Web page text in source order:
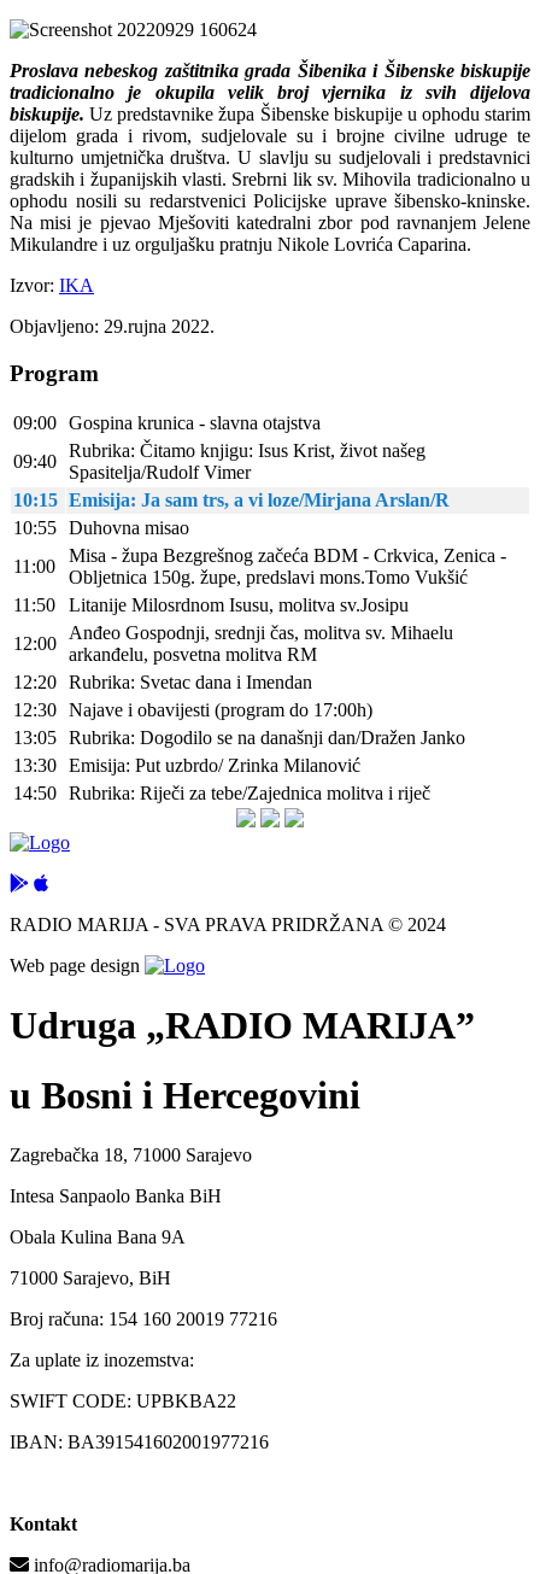
Proslava nebeskog zaštitnika grada Šibenika i Šibenske biskupije
tradicionalno je okupila velik broj vjernika iz svih dijelova
biskupije. Uz predstavnike župa Šibenske biskupije u ophodu starim
dijelom grada i rivom, sudjelovale su i brojne civilne udruge te
kulturno umjetnička društva. U slavlju su sudjelovali i predstavnici
gradskih i županijskih vlasti. Srebrni lik sv. Mihovila tradicionalno u
ophodu nosili su redarstvenici Policijske uprave šibensko-kninske.
Na misi je pjevao Mješoviti katedralni zbor pod ravnanjem Jelene
Mikulandre i uz orguljašku pratnju Nikole Lovrića Caparina.
Izvor: IKA
Objavljeno: 29.rujna 2022.
Program
09:00 Gospina krunica - slavna otajstva
09:40
Rubrika: Čitamo knjigu: Isus Krist, život našeg
Spasitelja/Rudolf Vimer
10:15 Emisija: Ja sam trs, a vi loze/Mirjana Arslan/R
10:55 Duhovna misao
11:00
Misa - župa Bezgrešnog začeća BDM - Crkvica, Zenica -
Obljetnica 150g. župe, predslavi mons.Tomo Vukšić
11:50
Litanije Milosrdnom Isusu, molitva sv.Josipu
12:00
Anđeo Gospodnji, srednji čas, molitva sv. Mihaelu
arkanđelu, posvetna molitva RM
12:20 Rubrika: Svetac dana i Imendan
12:30 Najave i obavijesti (program do 17:00h)
13:05 Rubrika: Dogodilo se na današnji dan/Dražen Janko
13:30 Emisija: Put uzbrdo/ Zrinka Milanović
14:50 Rubrika: Riječi za tebe/Zajednica molitva i riječ
RADIO MARIJA - SVA PRAVA PRIDRŽANA © 2024
Web page design
Udruga „RADIO MARIJA”
u Bosni i Hercegovini
Zagrebačka 18, 71000 Sarajevo
Intesa Sanpaolo Banka BiH
Obala Kulina Bana 9A
71000 Sarajevo, BiH
Broj računa: 154 160 20019 77216
Za uplate iz inozemstva:
SWIFT CODE: UPBKBA22
IBAN: BA391541602001977216
Kontakt
info@radiomarija.ba